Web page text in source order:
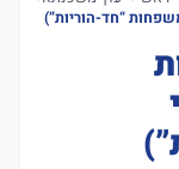
“חד-הוריות”)